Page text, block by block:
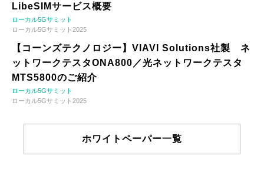
LibeSIMサービス概要
ローカル5Gサミット
ローカル5Gサミット2025
【コーンズテクノロジー】VIAVI Solutions社製 ネ
ットワークテスタONA800／光ネットワークテスタ
MTS5800のご紹介
ローカル5Gサミット
ローカル5Gサミット2025
ホワイトペーパー一覧